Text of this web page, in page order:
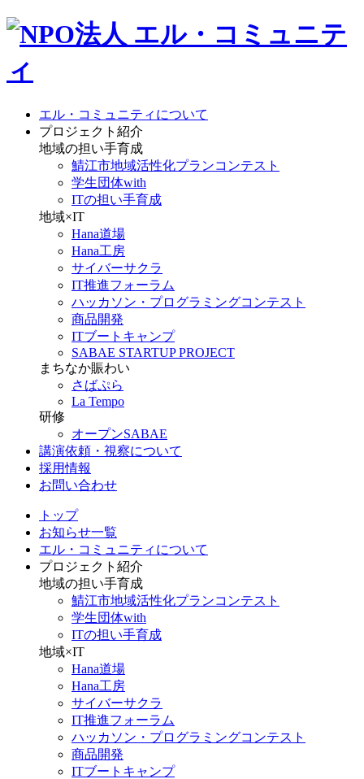
エル・コミュニティについて
プロジェクト紹介
地域の担い手育成
鯖江市地域活性化プランコンテスト
学生団体with
ITの担い手育成
地域×IT
Hana道場
Hana工房
サイバーサクラ
IT推進フォーラム
ハッカソン・プログラミングコンテスト
商品開発
ITブートキャンプ
SABAE STARTUP PROJECT
まちなか賑わい
さばぷら
La Tempo
研修
オープンSABAE
講演依頼・視察について
採用情報
お問い合わせ
トップ
お知らせ一覧
エル・コミュニティについて
プロジェクト紹介
地域の担い手育成
鯖江市地域活性化プランコンテスト
学生団体with
ITの担い手育成
地域×IT
Hana道場
Hana工房
サイバーサクラ
IT推進フォーラム
ハッカソン・プログラミングコンテスト
商品開発
ITブートキャンプ